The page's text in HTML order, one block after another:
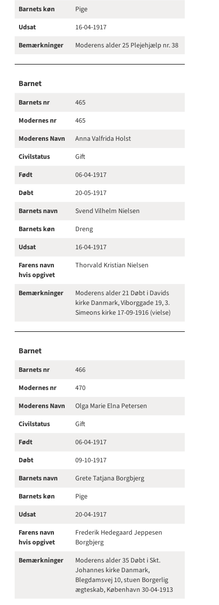
Barnets køn
Pige
Udsat
16-04-1917
Bemærkninger
Moderens alder 25 Plejehjælp nr. 38
Barnet
Barnets nr
465
Modernes nr
465
Moderens Navn
Anna Valfrida Holst
Civilstatus
Gift
Født
06-04-1917
Døbt
20-05-1917
Barnets navn
Svend Vilhelm Nielsen
Barnets køn
Dreng
Udsat
16-04-1917
Farens navn
hvis opgivet
Thorvald Kristian Nielsen
Bemærkninger
Moderens alder 21 Døbt i Davids
kirke Danmark, Viborggade 19, 3.
Simeons kirke 17-09-1916 (vielse)
Barnet
Barnets nr
466
Modernes nr
470
Moderens Navn
Olga Marie Elna Petersen
Civilstatus
Gift
Født
06-04-1917
Døbt
09-10-1917
Barnets navn
Grete Tatjana Borgbjerg
Barnets køn
Pige
Udsat
20-04-1917
Farens navn
hvis opgivet
Frederik Hedegaard Jeppesen
Borgbjerg
Bemærkninger
Moderens alder 35 Døbt i Skt.
Johannes kirke Danmark,
Blegdamsvej 10, stuen Borgerlig
ægteskab, København 30-04-1913